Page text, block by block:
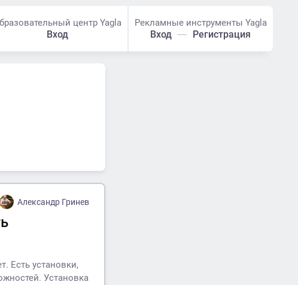
центр Yagla
Вход
Рекламные инструменты Yagla
Вход Регистрация
Александр Гринев
Есть установки,
Установка